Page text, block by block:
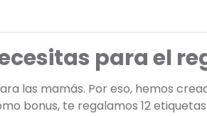
para el
las mamás. Por eso, hemos
bonus, te regalamos 12